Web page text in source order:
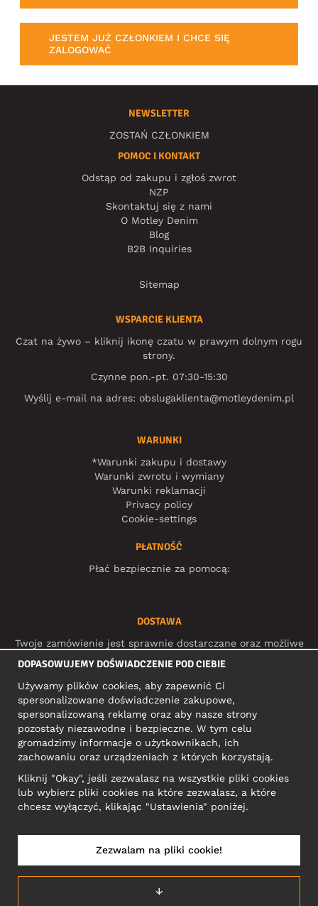
JESTEM JUŻ CZŁONKIEM I CHCE SIĘ
ZALOGOWAĆ
NEWSLETTER
ZOSTAŃ CZŁONKIEM
POMOC I KONTAKT
Odstąp od zakupu i zgłoś zwrot
NZP
Skontaktuj się z nami
O Motley Denim
Blog
B2B Inquiries
Sitemap
WSPARCIE KLIENTA
Czat na żywo – kliknij ikonę czatu w prawym dolnym rogu
strony.
Czynne pon.-pt. 07:30-15:30
Wyślij e-mail na adres: obslugaklienta@motleydenim.pl
WARUNKI
*Warunki zakupu i dostawy
Warunki zwrotu i wymiany
Warunki reklamacji
Privacy policy
Cookie-settings
PŁATNOŚĆ
Płać bezpiecznie za pomocą:
DOSTAWA
Twoje zamówienie jest sprawnie dostarczane oraz możliwe
do śledzenia dzięki:
MEDIA SPOŁECZNOŚCIOWE
ADRES KONTAKTOWY
Motley Denim Europe OÜ
Narva mnt 5, EE-10117 Tallinn
Reg: 12356245
Uwaga! Nie wysyłaj zwrotów produktów na ten adres!
DOPASOWUJEMY DOŚWIADCZENIE POD CIEBIE
Używamy plików cookies, aby zapewnić Ci
spersonalizowane doświadczenie zakupowe,
spersonalizowaną reklamę oraz aby nasze strony
pozostały niezawodne i bezpieczne. W tym celu
gromadzimy informacje o użytkownikach, ich
zachowaniu oraz urządzeniach z których korzystają.
Kliknij "Okay", jeśli zezwalasz na wszystkie pliki cookies
lub wybierz pliki cookies na które zezwalasz, a które
chcesz wyłączyć, klikając "Ustawienia" poniżej.
↓
Zezwalam na pliki cookie!